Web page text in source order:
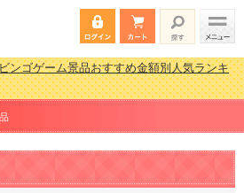
ンゴゲーム景品おすすめ金額別人気ランキ
ルフコンペ景品 3000円未満［2000円～
人気ラ…
婚式の二次会で貰って嬉しい景品とは？ 更
人気ラ…